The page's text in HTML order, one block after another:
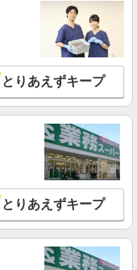
とりあえずキープ
とりあえずキープ